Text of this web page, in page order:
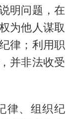
明问题，在
为他人谋取
律；利用职
并非法收受
律、组织纪